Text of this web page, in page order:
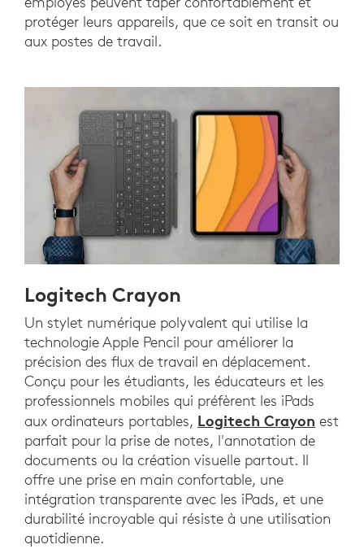
protéger leurs appareils, que ce soit en transit ou
aux postes de travail.
Logitech Crayon
Un stylet numérique polyvalent qui utilise la
technologie Apple Pencil pour améliorer la
précision des flux de travail en déplacement.
Conçu pour les étudiants, les éducateurs et les
professionnels mobiles qui préfèrent les iPads
aux ordinateurs portables, Logitech Crayon est
parfait pour la prise de notes, l'annotation de
documents ou la création visuelle partout. Il
offre une prise en main confortable, une
intégration transparente avec les iPads, et une
durabilité incroyable qui résiste à une utilisation
quotidienne.